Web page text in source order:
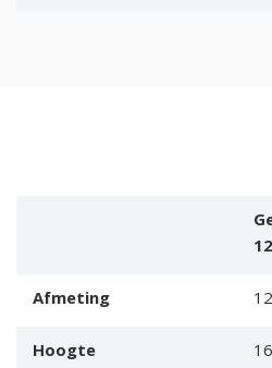
Afmeting
Hoogte